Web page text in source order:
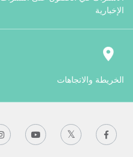
الإخبارية
الخريطة والاتجاهات